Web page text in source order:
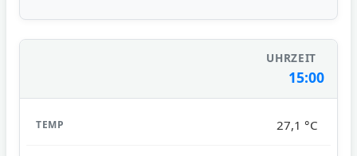
15:00
27,1 °C